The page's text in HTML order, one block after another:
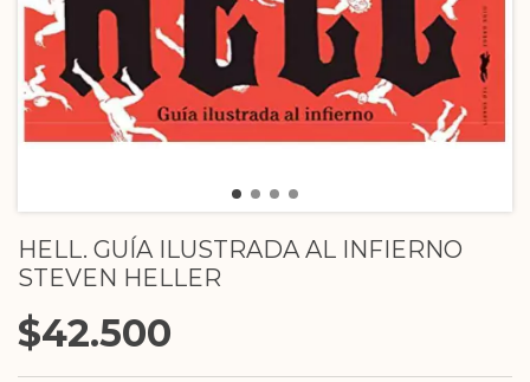
HELL. GUÍA ILUSTRADA AL INFIERNO
STEVEN HELLER
$42.500